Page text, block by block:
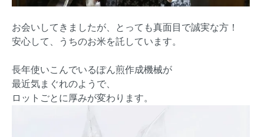
お会いしてきましたが、とっても真面目で誠実な方！
安心して、うちのお米を託しています。
長年使いこんでいるぽん煎作成機械が
最近気まぐれのようで、
ロットごとに厚みが変わります。